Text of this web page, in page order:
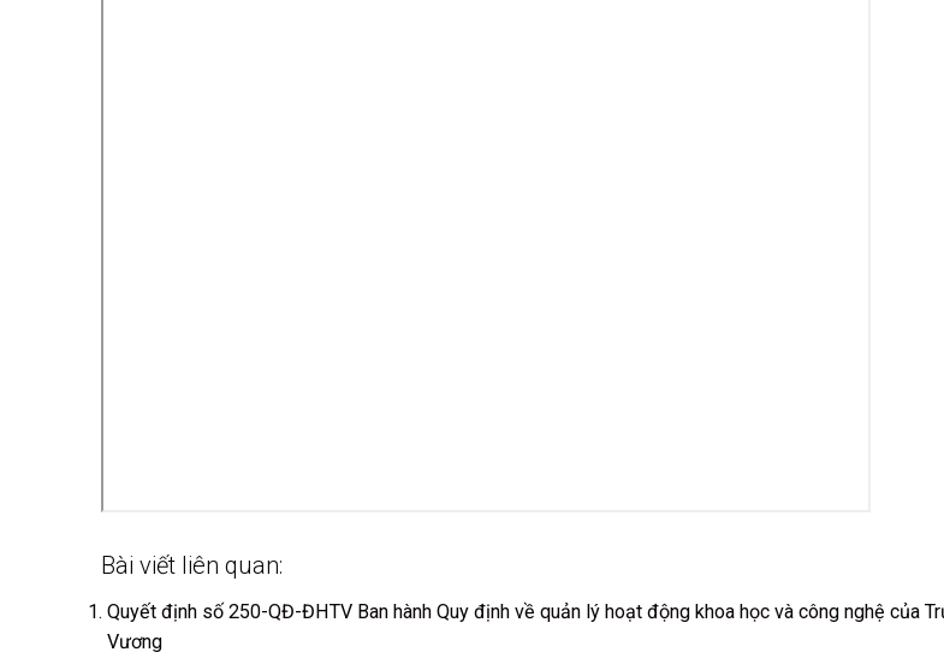
Bài viết liên quan:
Quyết định số 250-QĐ-ĐHTV Ban hành Quy định về quản lý hoạt động khoa học và công nghệ của
Vương